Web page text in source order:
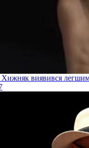
виявився